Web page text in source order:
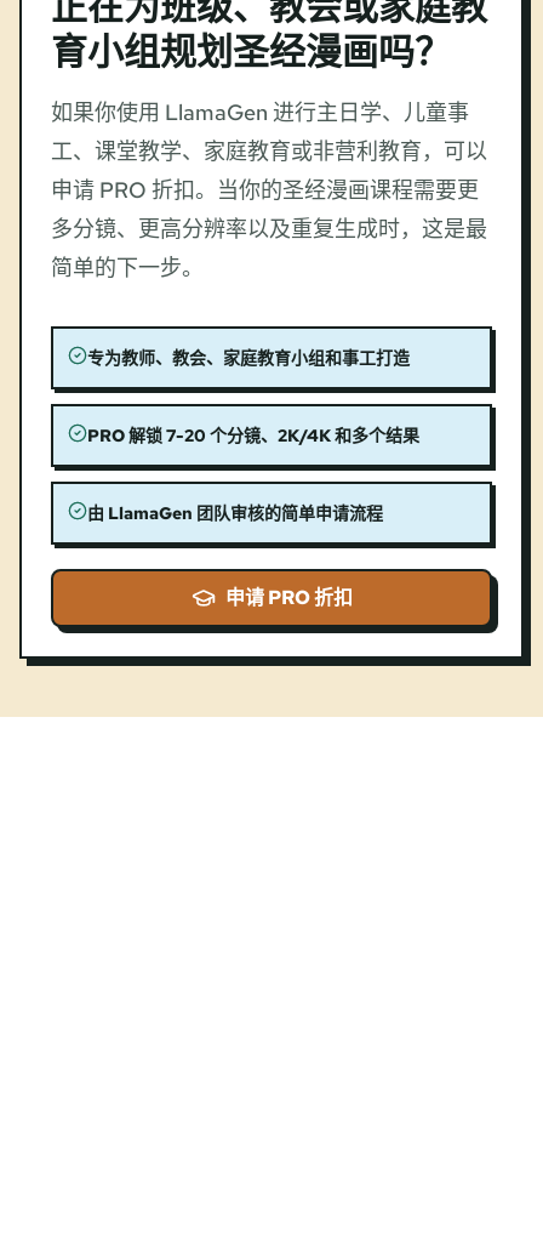
育小组规划圣经漫画吗？
如果你使用 LlamaGen 进行主日学、儿童事
工、课堂教学、家庭教育或非营利教育，可以
申请 PRO 折扣。当你的圣经漫画课程需要更
多分镜、更高分辨率以及重复生成时，这是最
简单的下一步。
专为教师、教会、家庭教育小组和事工打造
PRO 解锁 7-20 个分镜、2K/4K 和多个结果
由 LlamaGen 团队审核的简单申请流程
申请 PRO 折扣